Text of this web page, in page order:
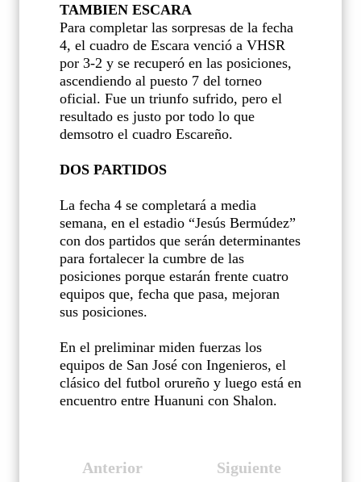
TAMBIEN ESCARA
Para completar las sorpresas de la fecha
4, el cuadro de Escara venció a VHSR
por 3-2 y se recuperó en las posiciones,
ascendiendo al puesto 7 del torneo
oficial. Fue un triunfo sufrido, pero el
resultado es justo por todo lo que
demsotro el cuadro Escareño.
DOS PARTIDOS
La fecha 4 se completará a media
semana, en el estadio “Jesús Bermúdez”
con dos partidos que serán determinantes
para fortalecer la cumbre de las
posiciones porque estarán frente cuatro
equipos que, fecha que pasa, mejoran
sus posiciones.
En el preliminar miden fuerzas los
equipos de San José con Ingenieros, el
clásico del futbol orureño y luego está en
encuentro entre Huanuni con Shalon.
Siguiente
Anterior